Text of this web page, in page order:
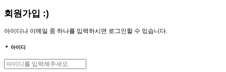
회원가입 :)
아이디나 이메일 중 하나를 입력하시면 로그인할 수 있습니다.
＊ 아이디